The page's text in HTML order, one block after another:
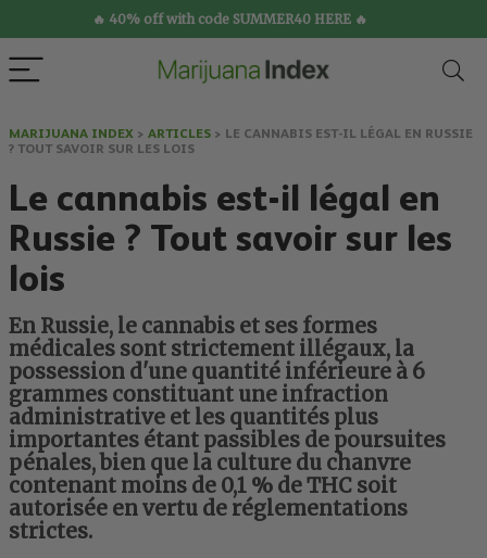
🔥 40% off with code SUMMER40 HERE 🔥
MARIJUANA INDEX > ARTICLES > LE CANNABIS EST-IL LÉGAL EN RUSSIE
? TOUT SAVOIR SUR LES LOIS
Le cannabis est-il légal en
Russie ? Tout savoir sur les
lois
En Russie, le cannabis et ses formes
médicales sont strictement illégaux, la
possession d'une quantité inférieure à 6
grammes constituant une infraction
administrative et les quantités plus
importantes étant passibles de poursuites
pénales, bien que la culture du chanvre
contenant moins de 0,1 % de THC soit
autorisée en vertu de réglementations
strictes.